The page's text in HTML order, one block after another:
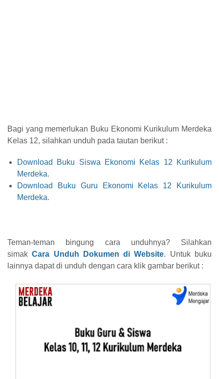
Bagi yang memerlukan Buku Ekonomi Kurikulum Merdeka
Kelas 12, silahkan unduh pada tautan berikut :
Download Buku Siswa Ekonomi Kelas 12 Kurikulum
Merdeka.
Download Buku Guru Ekonomi Kelas 12 Kurikulum
Merdeka.
Teman-teman bingung cara unduhnya? Silahkan
simakCara Unduh Dokumen di Website. Untuk buku
lainnya dapat di unduh dengan cara klik gambar berikut :